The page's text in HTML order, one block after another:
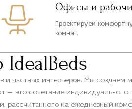
Офисы и
Проектируем
комнат.
частных интерьеров. Мы создаем
это сочетание индивидуального
рассчитанного на ежедневный